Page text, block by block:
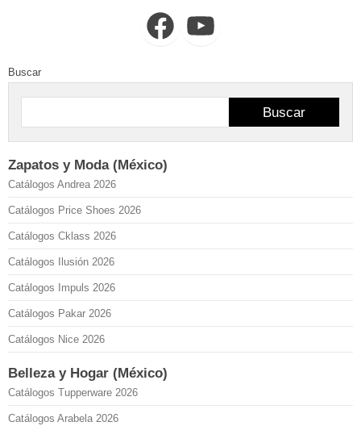
FacebookYouTube
Buscar
Buscar
Zapatos y Moda (México)
Catálogos Andrea 2026
Catálogos Price Shoes 2026
Catálogos Cklass 2026
Catálogos Ilusión 2026
Catálogos Impuls 2026
Catálogos Pakar 2026
Catálogos Nice 2026
Belleza y Hogar (México)
Catálogos Tupperware 2026
Catálogos Arabela 2026